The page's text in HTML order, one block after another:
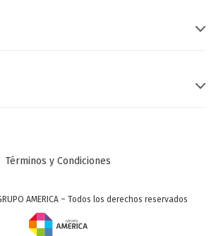
Términos y Condiciones
AMERICA – Todos los derechos reservados